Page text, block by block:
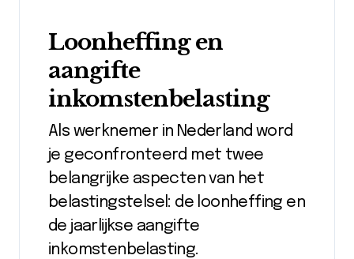
Loonheffing en
aangifte
inkomstenbelasting
Als werknemer in Nederland word
je geconfronteerd met twee
belangrijke aspecten van het
belastingstelsel: de loonheffing en
de jaarlijkse aangifte
inkomstenbelasting.